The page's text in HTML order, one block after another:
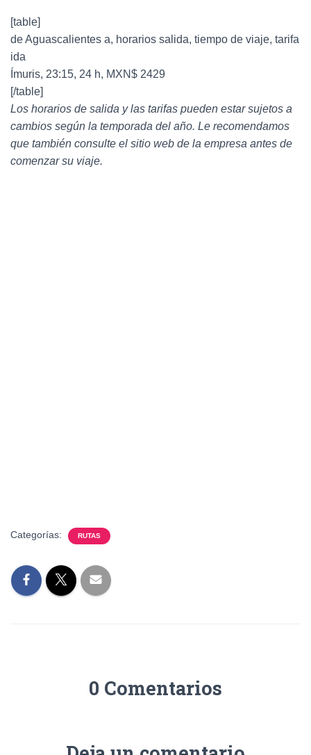
[table]
de Aguascalientes a, horarios salida, tiempo de viaje, tarifa
ida
Ímuris, 23:15, 24 h, MXN$ 2429
[/table]
Los horarios de salida y las tarifas pueden estar sujetos a
cambios según la temporada del año. Le recomendamos
que también consulte el sitio web de la empresa antes de
comenzar su viaje.
Categorías: RUTAS
0 Comentarios